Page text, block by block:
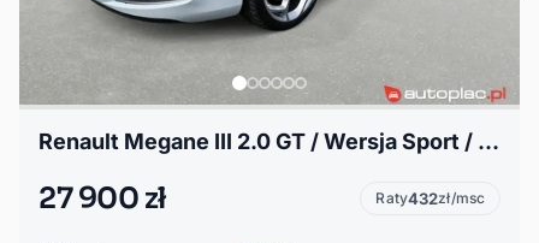
Renault Megane III 2.0 GT / Wersja Sport / Kubełki / Duże Hamulce
27 900 zł Raty432zł/msc